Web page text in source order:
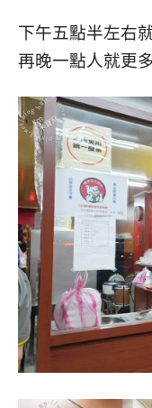
下午五點半左右
再晚一點人就更